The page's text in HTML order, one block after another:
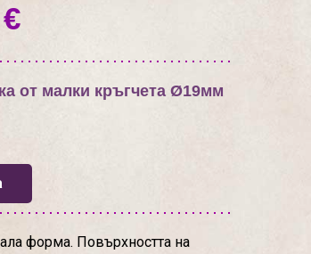
от малки кръгчета Ø19мм
форма. Повърхността на